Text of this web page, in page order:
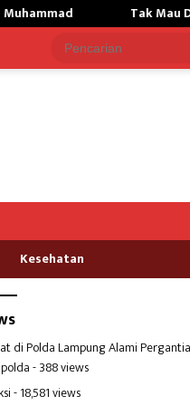
Dikritik,Kepsek SMKN 01
Kesehatan
di Polda Lampung Alami
- 388 views
- 18,581 views